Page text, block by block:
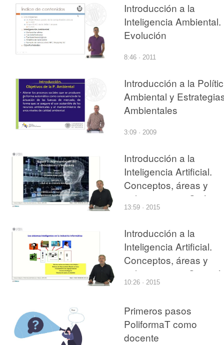
Introducción a la
Inteligencia Ambiental.
Evolución
8:46 · 2011
Introducción a la
Ambiental y
Ambientales
3:09 · 2009
Introducción a la
Inteligencia Artificial.
Conceptos, áreas y
aplicaciones. ¿Qué es
sistema inteligente?
13:59 · 2015
Introducción a la
Inteligencia Artificial.
Conceptos, áreas y
aplicaciones. ¿Se está
utilizando la tecnología
en la industria
informática?
10:26 · 2015
Primeros pasos
PoliformaT como
docente